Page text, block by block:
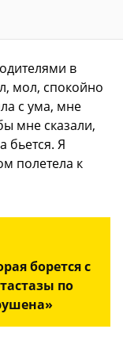
в
мол, спокойно
с ума, мне
мне сказали,
бьется. Я
полетела к
борется с
по